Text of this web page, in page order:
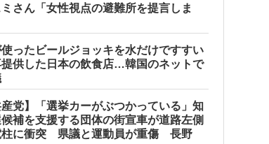
さん「女性視点の避難所を提言しま
ったビールジョッキを水だけですすい
供した日本の飲食店…韓国のネットで
産党】「選挙カーがぶつかっている」知
補を支援する団体の街宣車が道路左側
柱に衝突 県議と運動員が重傷 長野